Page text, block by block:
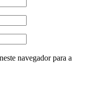
navegador para a